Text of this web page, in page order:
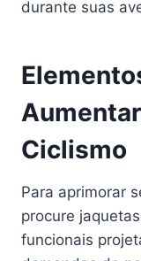
durante suas
Ciclismo
Para aprimorar
procure
funcionais